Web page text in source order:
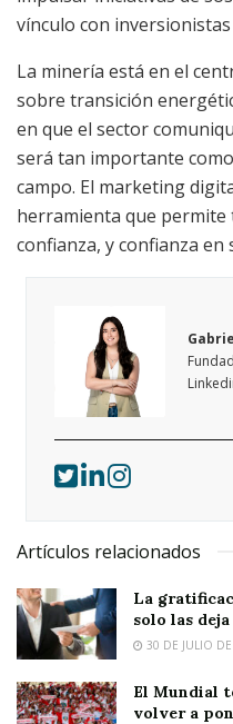
vínculo con
La minería está en el
sobre transición
en que el sector
será tan importante
campo. El marketing
herramienta que
confianza, y confianza en
Artículos relacionados
La
solo las
30 DE JULIO
El Mundial
volver a